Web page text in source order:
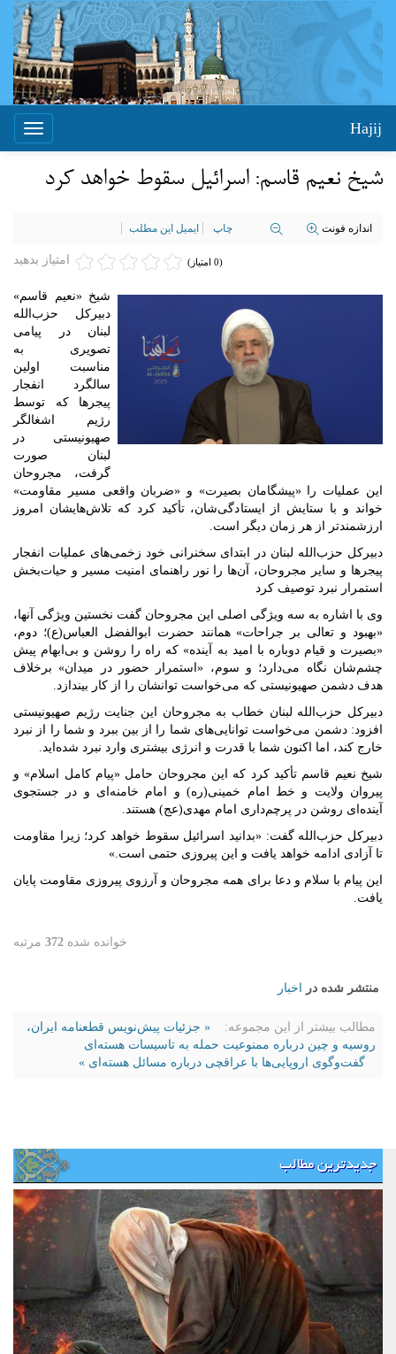
Toggle
Hajij
شیخ نعیم قاسم: اسرائیل سقوط خواهد کرد
اندازه فونت چاپ ایمیل این مطلب
امتیاز بدهید (0 امتیاز)
شیخ «نعیم قاسم»
دبیرکل حزب‌الله
لبنان در پیامی
تصویری به
مناسبت اولین
سالگرد انفجار
پیجرها که توسط
رژیم اشغالگر
صهیونیستی در
لبنان صورت
گرفت، مجروحان
این عملیات را «پیشگامان بصیرت» و «ضربان واقعی مسیر مقاومت»
خواند و با ستایش از ایستادگی‌شان، تأکید کرد که تلاش‌هایشان امروز
ارزشمندتر از هر زمان دیگر است.
دبیرکل حزب‌الله لبنان در ابتدای سخنرانی خود زخمی‌های عملیات انفجار
پیجرها و سایر مجروحان، آن‌ها را نور راهنمای امنیت مسیر و حیات‌بخش
استمرار نبرد توصیف کرد
وی با اشاره به سه ویژگی اصلی این مجروحان گفت نخستین ویژگی آنها،
«بهبود و تعالی بر جراحات» همانند حضرت ابوالفضل العباس(ع)؛ دوم،
«بصیرت و قیام دوباره با امید به آینده» که راه را روشن و بی‌ابهام پیش
چشم‌شان نگاه می‌دارد؛ و سوم، «استمرار حضور در میدان» برخلاف
هدف دشمن صهیونیستی که می‌خواست توانشان را از کار بیندازد.
دبیرکل حزب‌الله لبنان خطاب به مجروحان این جنایت رژیم صهیونیستی
افزود: دشمن می‌خواست توانایی‌های شما را از بین ببرد و شما را از نبرد
خارج کند، اما اکنون شما با قدرت و انرژی بیشتری وارد نبرد شده‌اید.
شیخ نعیم قاسم تأکید کرد که این مجروحان حامل «پیام کامل اسلام» و
پیروان ولایت و خط امام خمینی(ره) و امام خامنه‌ای و در جستجوی
آینده‌ای روشن در پرچم‌داری امام مهدی(عج) هستند.
دبیرکل حزب‌الله گفت: «بدانید اسرائیل سقوط خواهد کرد؛ زیرا مقاومت
تا آزادی ادامه خواهد یافت و این پیروزی حتمی است.»
این پیام با سلام و دعا برای همه مجروحان و آرزوی پیروزی مقاومت پایان
یافت.
خوانده شده 372 مرتبه
منتشر شده در اخبار
مطالب بیشتر از این مجموعه:
« جزئیات پیش‌نویس قطعنامه ایران،
روسیه و چین درباره ممنوعیت حمله به تاسیسات هسته‌ای
گفت‌وگوی اروپایی‌ها با عراقچی درباره مسائل هسته‌ای »
جدیدترین مطالب